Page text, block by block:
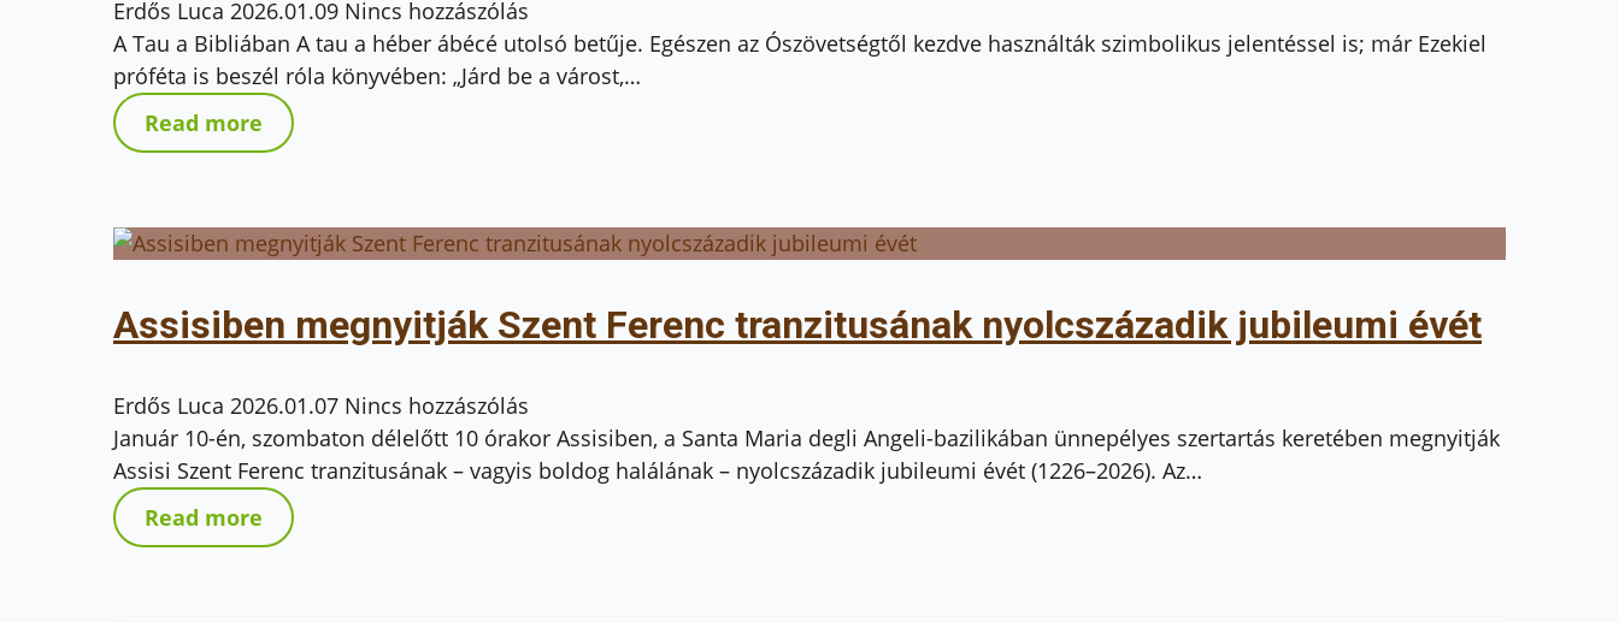
Erdős Luca 2026.01.09 Nincs hozzászólás
A Tau a Bibliában A tau a héber ábécé utolsó betűje. Egészen az Ószövetségtől kezdve használták szimbolikus jelentéssel is; már Ezekiel
próféta is beszél róla könyvében: „Járd be a várost,…
Read more
Assisiben megnyitják Szent Ferenc tranzitusának nyolcszázadik jubileumi évét
Erdős Luca 2026.01.07 Nincs hozzászólás
Január 10-én, szombaton délelőtt 10 órakor Assisiben, a Santa Maria degli Angeli-bazilikában ünnepélyes szertartás keretében megnyitják
Assisi Szent Ferenc tranzitusának – vagyis boldog halálának – nyolcszázadik jubileumi évét (1226–2026). Az…
Read more